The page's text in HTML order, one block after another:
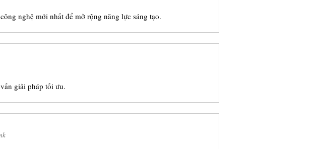
nghệ mới nhất để mở rộng năng lực sáng tạo.
giải pháp tối ưu.